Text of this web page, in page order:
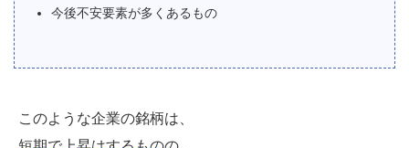
今後不安要素が多くあるもの
このような企業の銘柄は、